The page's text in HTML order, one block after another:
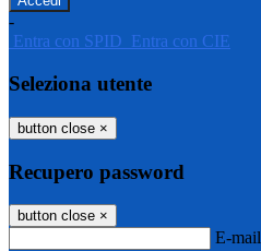
-
Entra con SPID Entra con CIE
Seleziona utente
button close ×
Recupero password
button close ×
E-mail